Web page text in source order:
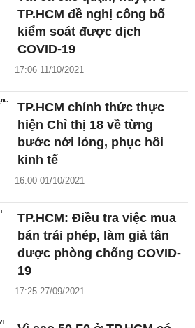
TP.HCM đề nghị công bố
kiểm soát được dịch
COVID-19
17:06 11/10/2021
TP.HCM chính thức thực
hiện Chỉ thị 18 về từng
bước nới lỏng, phục hồi
kinh tế
16:00 01/10/2021
TP.HCM: Điều tra việc mua
bán trái phép, làm giả tân
dược phòng chống COVID-
19
17:25 27/09/2021